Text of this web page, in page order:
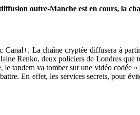
outre-Manche est en cours, la
Canal+. La chaîne cryptée diffusera à
Renko, deux policiers de Londres
tandem va tomber sur une vidéo
En effet, les services secrets, pour